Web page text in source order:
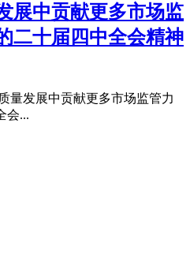
展中贡献更多市场监
二十届四中全会精神
量发展中贡献更多市场监管力
会...